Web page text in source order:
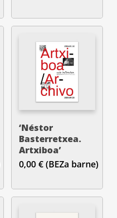
‘Néstor
Basterretxea.
Artxiboa’
0,00€ (BEZa barne)